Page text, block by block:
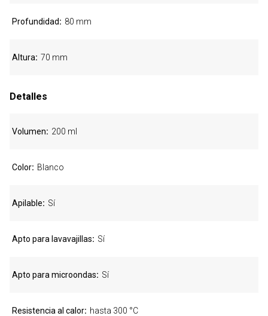
Profundidad 80 mm
Altura 70 mm
Detalles
Volumen 200 ml
Color Blanco
Apilable Sí
Apto para lavavajillas Sí
Apto para microondas Sí
Resistencia al calor hasta 300 °C